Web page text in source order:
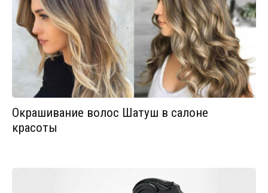
Окрашивание волос Шатуш в салоне
красоты